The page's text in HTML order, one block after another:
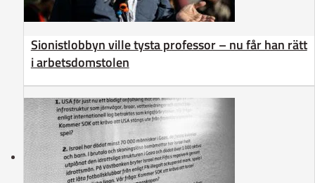
Sionistlobbyn ville tysta professor – nu får han rätt
i arbetsdomstolen